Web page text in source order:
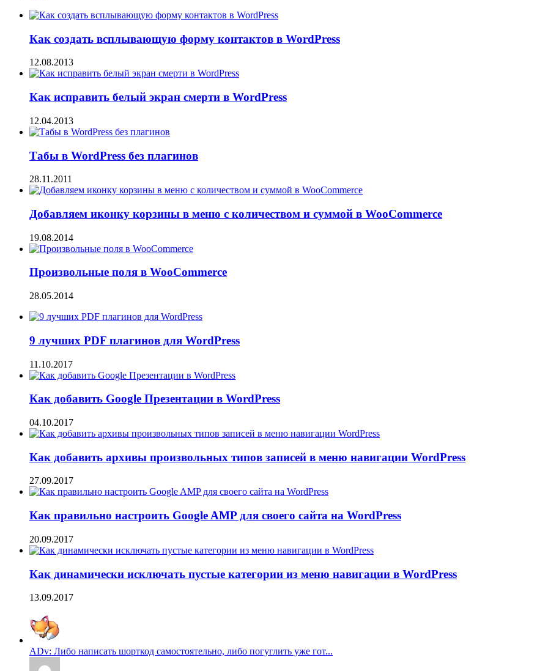
Как создать всплывающую форму контактов в WordPress
12.08.2013
Как исправить белый экран смерти в WordPress
12.04.2013
Табы в WordPress без плагинов
28.11.2011
Добавляем иконку корзины в меню с количеством и суммой в WooCommerce
19.08.2014
Произвольные поля в WooCommerce
28.05.2014
9 лучших PDF плагинов для WordPress
11.10.2017
Как добавить Google Презентации в WordPress
04.10.2017
Как добавить архивы произвольных типов записей в меню навигации WordPress
27.09.2017
Как правильно настроить Google AMP для своего сайта на WordPress
20.09.2017
Как динамически исключать пустые категории из меню навигации в WordPress
13.09.2017
ADv: Либо написать шорткод самостоятельно, либо погуглить уже гот...